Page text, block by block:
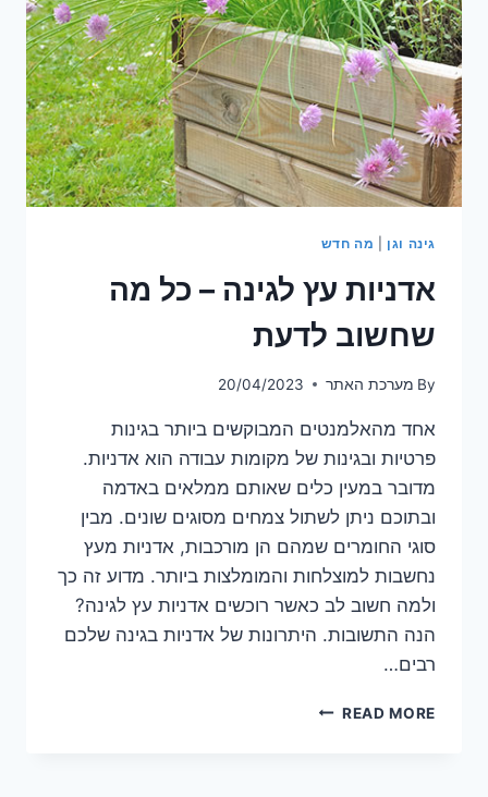
גינה וגן מה חדש
אדניות עץ לגינה – כל מה
שחשוב לדעת
By מערכת האתר 20/04/2023
אחד מהאלמנטים המבוקשים ביותר בגינות
פרטיות ובגינות של מקומות עבודה הוא אדניות.
מדובר במעין כלים שאותם ממלאים באדמה
ובתוכם ניתן לשתול צמחים מסוגים שונים. מבין
סוגי החומרים שמהם הן מורכבות, אדניות מעץ
נחשבות למוצלחות והמומלצות ביותר. מדוע זה כך
ולמה חשוב לב כאשר רוכשים אדניות עץ לגינה?
הנה התשובות. היתרונות של אדניות בגינה שלכם
רבים…
READ MOREאדניות